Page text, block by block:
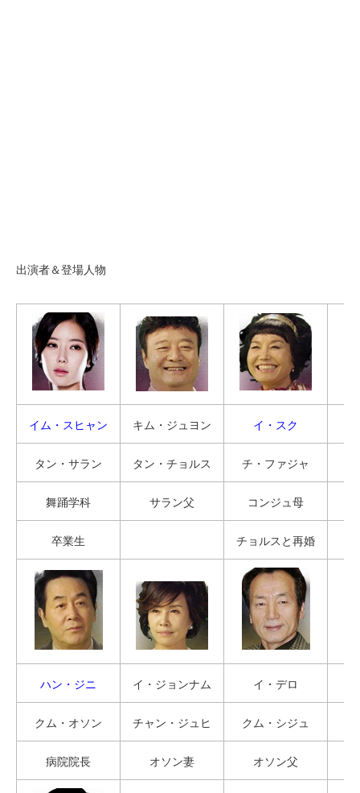
出演者＆登場人物
イム・スヒャン キム・ジュヨン イ・スク
タン・サラン タン・チョルス チ・ファジャ
舞踊学科 サラン父 コンジュ母
卒業生 チョルスと再婚
ハン・ジニ イ・ジョンナム イ・デロ
クム・オソン チャン・ジュヒ クム・シジュ
病院院長 オソン妻 オソン父